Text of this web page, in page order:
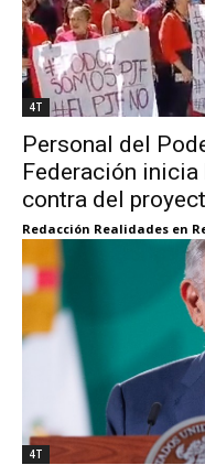
4T
Personal del
Federación inicia
contra del
Redacción Realidades en
4T